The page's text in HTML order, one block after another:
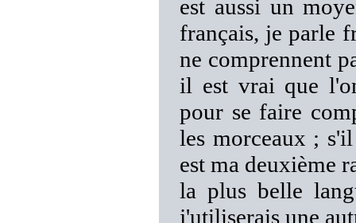
est aussi un
français, je parle
ne comprennent
il est vrai que
pour se faire
les morceaux ;
est ma deuxième
la plus belle
j'utiliserais une